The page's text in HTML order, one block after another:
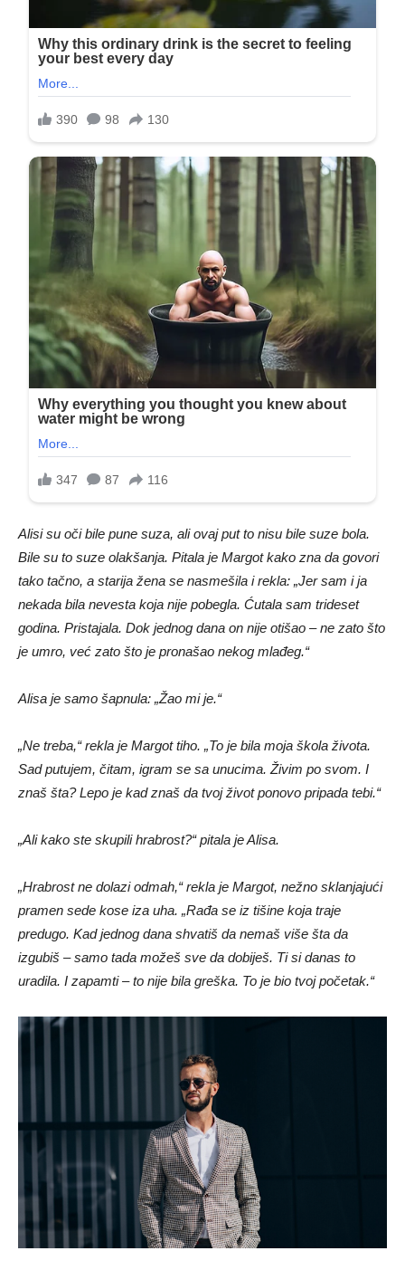
Alisi su oči bile pune suza, ali ovaj put to nisu bile suze bola.
Bile su to suze olakšanja. Pitala je Margot kako zna da govori
tako tačno, a starija žena se nasmešila i rekla: „Jer sam i ja
nekada bila nevesta koja nije pobegla. Ćutala sam trideset
godina. Pristajala. Dok jednog dana on nije otišao – ne zato što
je umro, već zato što je pronašao nekog mlađeg.“
Alisa je samo šapnula: „Žao mi je.“
„Ne treba,“ rekla je Margot tiho. „To je bila moja škola života.
Sad putujem, čitam, igram se sa unucima. Živim po svom. I
znaš šta? Lepo je kad znaš da tvoj život ponovo pripada tebi.“
„Ali kako ste skupili hrabrost?“ pitala je Alisa.
„Hrabrost ne dolazi odmah,“ rekla je Margot, nežno sklanjajući
pramen sede kose iza uha. „Rađa se iz tišine koja traje
predugo. Kad jednog dana shvatiš da nemaš više šta da
izgubiš – samo tada možeš sve da dobiješ. Ti si danas to
uradila. I zapamti – to nije bila greška. To je bio tvoj početak.“